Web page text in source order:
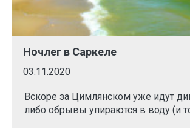
Ночлег в Саркеле
03.11.2020
Вскоре за Цимлянском уже идут
либо обрывы упираются в воду (и